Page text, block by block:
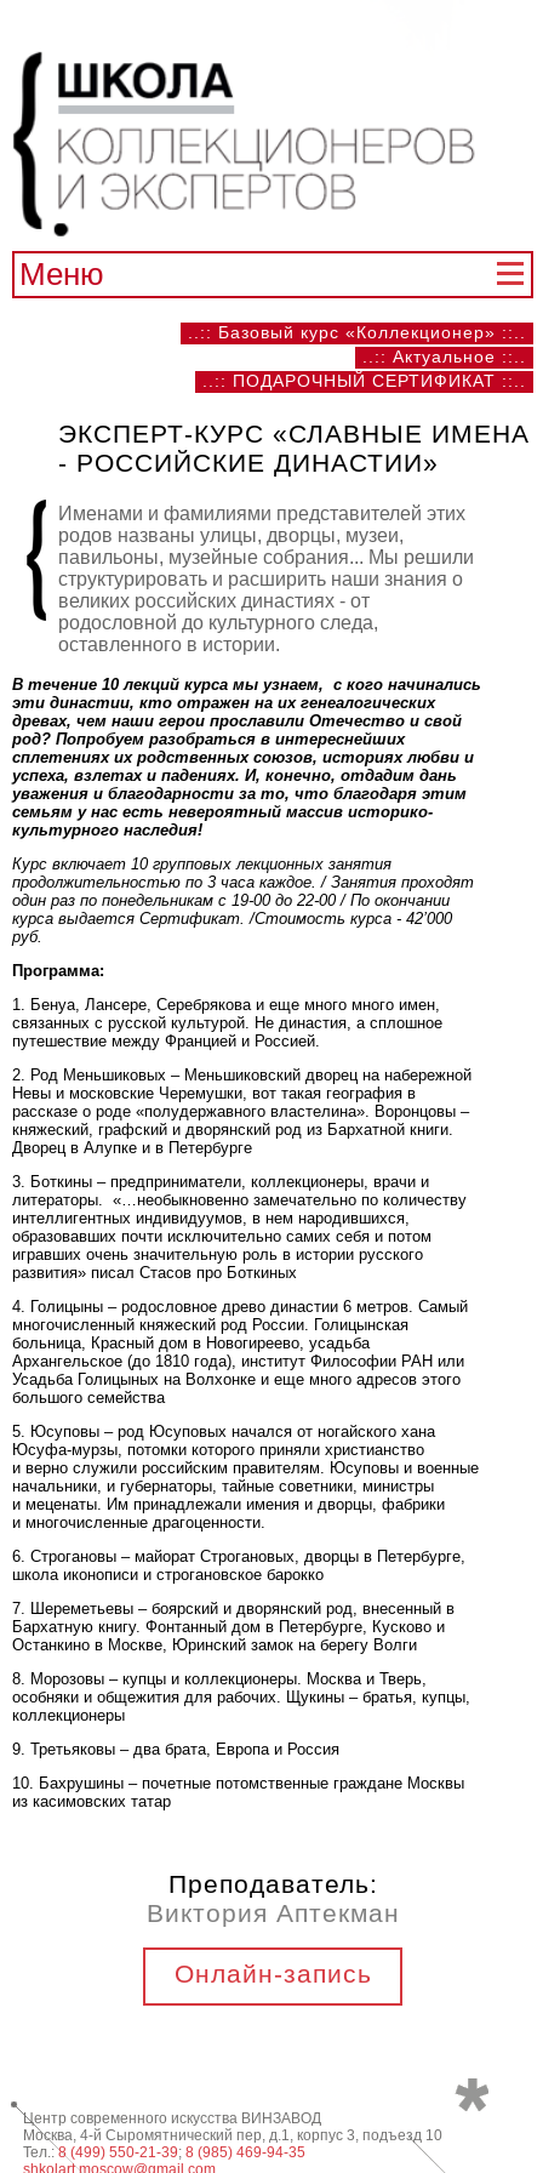
Меню
..:: Базовый курс «Коллекционер» ::..
..:: Актуальное ::..
..:: ПОДАРОЧНЫЙ СЕРТИФИКАТ ::..
ЭКСПЕРТ-КУРС «СЛАВНЫЕ ИМЕНА
- РОССИЙСКИЕ ДИНАСТИИ»
Именами и фамилиями представителей этих
родов названы улицы, дворцы, музеи,
павильоны, музейные собрания... Мы решили
структурировать и расширить наши знания о
великих российских династиях - от
родословной до культурного следа,
оставленного в истории.
В течение 10 лекций курса мы узнаем, с кого начинались
эти династии, кто отражен на их генеалогических
древах, чем наши герои прославили Отечество и свой
род? Попробуем разобраться в интереснейших
сплетениях их родственных союзов, историях любви и
успеха, взлетах и падениях. И, конечно, отдадим дань
уважения и благодарности за то, что благодаря этим
семьям у нас есть невероятный массив историко-
культурного наследия!
Курс включает 10 групповых лекционных занятия
продолжительностью по 3 часа каждое. / Занятия проходят
один раз по понедельникам с 19-00 до 22-00 / По окончании
курса выдается Сертификат. /Стоимость курса - 42’000
руб.
Программа:
1. Бенуа, Лансере, Серебрякова и еще много много имен,
связанных с русской культурой. Не династия, а сплошное
путешествие между Францией и Россией.
2. Род Меньшиковых – Меньшиковский дворец на набережной
Невы и московские Черемушки, вот такая география в
рассказе о роде «полудержавного властелина». Воронцовы –
княжеский, графский и дворянский род из Бархатной книги.
Дворец в Алупке и в Петербурге
3. Боткины – предприниматели, коллекционеры, врачи и
литераторы. «…необыкновенно замечательно по количеству
интеллигентных индивидуумов, в нем народившихся,
образовавших почти исключительно самих себя и потом
игравших очень значительную роль в истории русского
развития» писал Стасов про Боткиных
4. Голицыны – родословное древо династии 6 метров. Самый
многочисленный княжеский род России. Голицынская
больница, Красный дом в Новогиреево, усадьба
Архангельское (до 1810 года), институт Философии РАН или
Усадьба Голицыных на Волхонке и еще много адресов этого
большого семейства
5. Юсуповы – род Юсуповых начался от ногайского хана
Юсуфа-мурзы, потомки которого приняли христианство
и верно служили российским правителям. Юсуповы и военные
начальники, и губернаторы, тайные советники, министры
и меценаты. Им принадлежали имения и дворцы, фабрики
и многочисленные драгоценности.
6. Строгановы – майорат Строгановых, дворцы в Петербурге,
школа иконописи и строгановское барокко
7. Шереметьевы – боярский и дворянский род, внесенный в
Бархатную книгу. Фонтанный дом в Петербурге, Кусково и
Останкино в Москве, Юринский замок на берегу Волги
8. Морозовы – купцы и коллекционеры. Москва и Тверь,
особняки и общежития для рабочих. Щукины – братья, купцы,
коллекционеры
9. Третьяковы – два брата, Европа и Россия
10. Бахрушины – почетные потомственные граждане Москвы
из касимовских татар
Преподаватель:
Виктория Аптекман
Онлайн-запись
Центр современного искусства ВИНЗАВОД
Москва, 4-й Сыромятнический пер, д.1, корпус 3, подъезд 10
Тел.:8 (499) 550-21-39; 8 (985) 469-94-35
shkolart.moscow@gmail.com